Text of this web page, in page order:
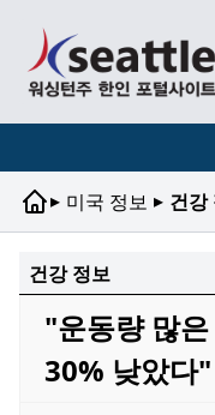
▸ 미국 정보 ▸ 건강
건강 정보
"운동량 많
30% 낮았다"